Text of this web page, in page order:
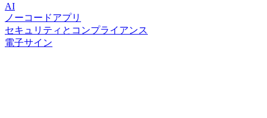
AI
ノーコードアプリ
セキュリティとコンプライアンス
電子サイン